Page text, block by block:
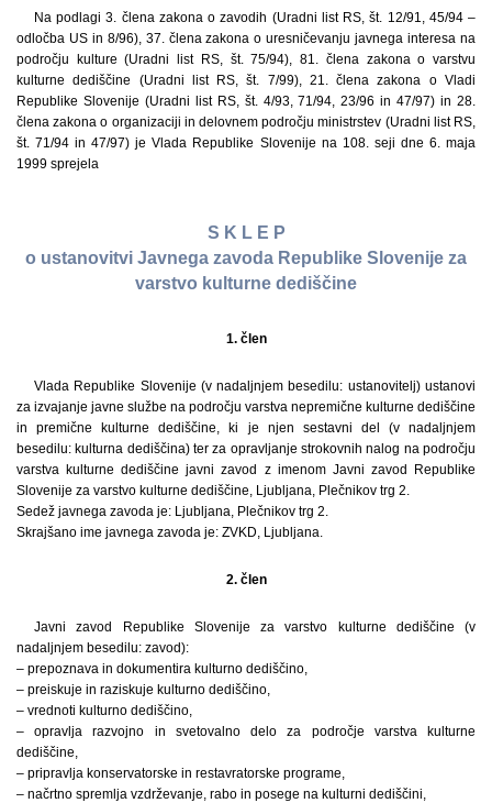
Na podlagi 3. člena zakona o zavodih (Uradni list RS, št. 12/91, 45/94 –
odločba US in 8/96), 37. člena zakona o uresničevanju javnega interesa na
področju kulture (Uradni list RS, št. 75/94), 81. člena zakona o varstvu
kulturne dediščine (Uradni list RS, št. 7/99), 21. člena zakona o Vladi
Republike Slovenije (Uradni list RS, št. 4/93, 71/94, 23/96 in 47/97) in 28.
člena zakona o organizaciji in delovnem področju ministrstev (Uradni list RS,
št. 71/94 in 47/97) je Vlada Republike Slovenije na 108. seji dne 6. maja
1999 sprejela
S K L E P
o ustanovitvi Javnega zavoda Republike Slovenije za
varstvo kulturne dediščine
1. člen
Vlada Republike Slovenije (v nadaljnjem besedilu: ustanovitelj) ustanovi
za izvajanje javne službe na področju varstva nepremične kulturne dediščine
in premične kulturne dediščine, ki je njen sestavni del (v nadaljnjem
besedilu: kulturna dediščina) ter za opravljanje strokovnih nalog na področju
varstva kulturne dediščine javni zavod z imenom Javni zavod Republike
Slovenije za varstvo kulturne dediščine, Ljubljana, Plečnikov trg 2.
Sedež javnega zavoda je: Ljubljana, Plečnikov trg 2.
Skrajšano ime javnega zavoda je: ZVKD, Ljubljana.
2. člen
Javni zavod Republike Slovenije za varstvo kulturne dediščine (v
nadaljnjem besedilu: zavod):
– prepoznava in dokumentira kulturno dediščino,
– preiskuje in raziskuje kulturno dediščino,
– vrednoti kulturno dediščino,
– opravlja razvojno in svetovalno delo za področje varstva kulturne
dediščine,
– pripravlja konservatorske in restavratorske programe,
– načrtno spremlja vzdrževanje, rabo in posege na kulturni dediščini,